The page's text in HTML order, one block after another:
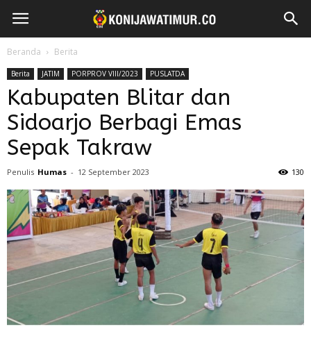
Beranda Berita
Berita JATIM PORPROV VIII/2023 PUSLATDA
Kabupaten Blitar dan
Sidoarjo Berbagi Emas
Sepak Takraw
Penulis Humas - 12 September 2023 130